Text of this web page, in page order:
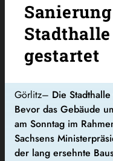
gestartet
Görlitz– Die
Bevor das Gebäude
am Sonntag im
Sachsens
der lang ersehnte